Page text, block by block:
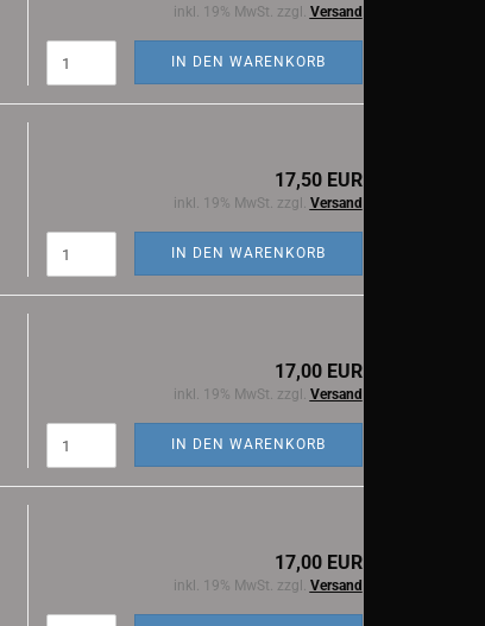
inkl. 19% MwSt. zzgl. Versand
IN DEN WARENKORB
17,50 EUR
inkl. 19% MwSt. zzgl. Versand
IN DEN WARENKORB
17,00 EUR
inkl. 19% MwSt. zzgl. Versand
IN DEN WARENKORB
17,00 EUR
inkl. 19% MwSt. zzgl. Versand